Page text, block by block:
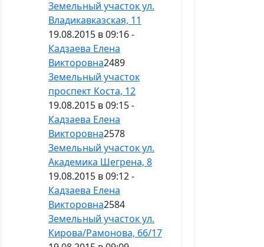
Земельный участок ул.
Владикавказская, 11
19.08.2015 в 09:16 -
Кадзаева Елена
Викторовна2489
Земельный участок
проспект Коста, 12
19.08.2015 в 09:15 -
Кадзаева Елена
Викторовна2578
Земельный участок ул.
Академика Шегрена, 8
19.08.2015 в 09:12 -
Кадзаева Елена
Викторовна2584
Земельный участок ул.
Кирова/Рамонова, 66/17